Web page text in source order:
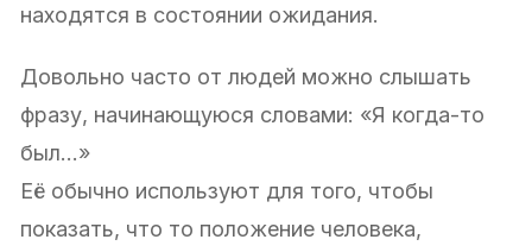
находятся в состоянии ожидания.
Довольно часто от людей можно слышать
фразу, начинающуюся словами: «Я когда-то
был…»
Её обычно используют для того, чтобы
показать, что то положение человека,